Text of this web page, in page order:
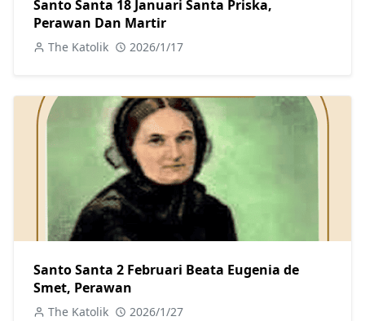
Santo Santa 18 Januari Santa Priska,
Perawan Dan Martir
The Katolik 2026/1/17
Santo Santa 2 Februari Beata Eugenia de
Smet, Perawan
The Katolik 2026/1/27